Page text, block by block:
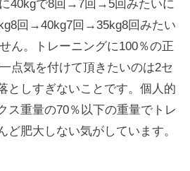
40kgで8回→7回→5回みたいに
回→40kg7回→35kg8回みたい
ん。トレーニングに100％の正
点気を付けて頂きたいのは2セ
としすぎないことです。個人的
ス重量の70％以下の重量でトレ
ど肥大しない気がしています。